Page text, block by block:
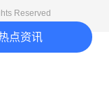
点资讯
Reserved